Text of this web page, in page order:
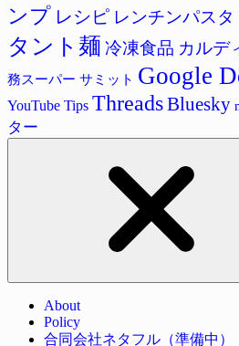
ンプ レシピ レンチンパスタ
タント麺 冷凍食品 カルデ
務スーパー サミット Google
YouTube Tips ThreadsBluesky
ター
About
Policy
合同会社ネタフル（準備中）